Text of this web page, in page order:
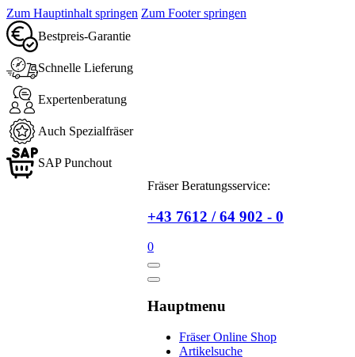
Zum Hauptinhalt springen Zum Footer springen
Bestpreis-Garantie
Schnelle Lieferung
Expertenberatung
Auch Spezialfräser
SAP Punchout
Fräser Beratungsservice:
+43 7612 / 64 902 - 0
0
Hauptmenu
Fräser Online Shop
Artikelsuche